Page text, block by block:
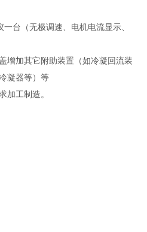
台（无极调速、电机电流显示、
增加其它附助装置（如冷凝回流装
凝器等）等
加工制造。